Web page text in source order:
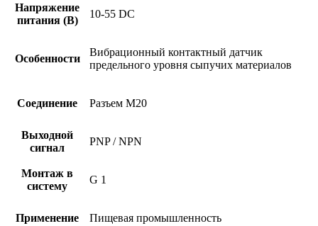
Напряжение
питания (В)
10-55 DC
Особенности
Вибрационный контактный датчик
предельного уровня сыпучих материалов
Соединение Разъем M20
Выходной
сигнал
PNP / NPN
Монтаж в
систему
G 1
Применение Пищевая промышленность